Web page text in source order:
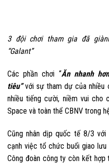
3 đội chơi tham gia đã
“Galant”
Các phần chơi “Ăn nhanh
tiêu”với sự tham dự của nhiều
nhiều tiếng cười, niềm vui cho
Space và toàn thể CBNV trong
Cũng nhân dịp quốc tế 8/3 với
cạnh việc tổ chức buổi giao
Công đoàn công ty còn kết